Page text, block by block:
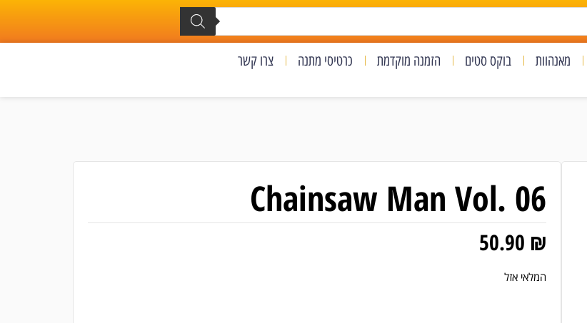
מאנהוות בוקס סטים הזמנה מוקדמת כרטיסי מתנה צרו קשר
Chainsaw Man Vol. 06
50.90 ₪
המלאי אזל